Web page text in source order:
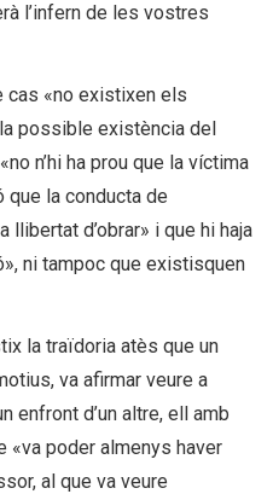
l’infern de les vostres
cas «no existixen els
possible existència del
n’hi ha prou que la víctima
que la conducta de
llibertat d’obrar» i que hi haja
ni tampoc que existisquen
la traïdoria atès que un
va afirmar veure a
enfront d’un altre, ell amb
«va poder almenys haver
al que va veure